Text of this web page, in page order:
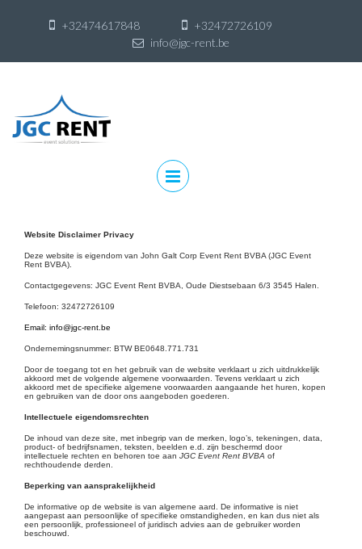
+32474617848
+32472726109
info@jgc-rent.be
Skip
Website Disclaimer Privacy
Deze website is eigendom van John Galt Corp Event Rent BVBA (JGC Event
Rent BVBA).
Contactgegevens: JGC Event Rent BVBA, Oude Diestsebaan 6/3 3545 Halen.
Telefoon: 32472726109
Email: info@jgc-rent.be
Ondernemingsnummer: BTW BE0648.771.731
Door de toegang tot en het gebruik van de website verklaart u zich uitdrukkelijk
akkoord met de volgende algemene voorwaarden. Tevens verklaart u zich
akkoord met de specifieke algemene voorwaarden aangaande het huren, kopen
en gebruiken van de door ons aangeboden goederen.
Intellectuele eigendomsrechten
De inhoud van deze site, met inbegrip van de merken, logo’s, tekeningen, data,
product- of bedrijfsnamen, teksten, beelden e.d. zijn beschermd door
intellectuele rechten en behoren toe aan JGC Event Rent BVBA of
rechthoudende derden.
Beperking van aansprakelijkheid
De informative op de website is van algemene aard. De informative is niet
aangepast aan persoonlijke of specifieke omstandigheden, en kan dus niet als
een persoonlijk, professioneel of juridisch advies aan de gebruiker worden
beschouwd.